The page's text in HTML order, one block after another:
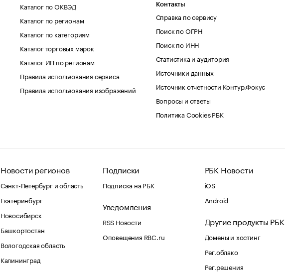
Каталог по ОКВЭД
Каталог по регионам
Каталог по категориям
Каталог торговых марок
Каталог ИП по регионам
Правила использования сервиса
Правила использования изображений
Контакты
Справка по сервису
Поиск по ОГРН
Поиск по ИНН
Статистика и аудитория
Источники данных
Источник отчетности Контур.Фокус
Вопросы и ответы
Политика Cookies РБК
Новости регионов
Санкт-Петербург и область
Екатеринбург
Новосибирск
Башкортостан
Вологодская область
Калининград
Подписки
Подписка на РБК
Уведомления
RSS Новости
Оповещения RBC.ru
РБК Новости
iOS
Android
Другие продукты РБК
Домены и хостинг
Рег.облако
Рег.решения